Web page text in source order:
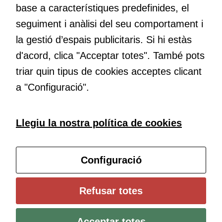
Educació
transformació. Volem contribuir a millorar-la impulsant
metodologies docents actives i ambients d’aprenentatge
dinàmics.
Subscriu-te al butlletí
Configura les cookies
Universitat de Girona
Política de cookies
Avís legal i protecció de dades Contacte
base a característiques predefinides, el
seguiment i anàlisi del seu comportament i
la gestió d’espais publicitaris. Si hi estàs
d'acord, clica "Acceptar totes". També pots
triar quin tipus de cookies acceptes clicant
a "Configuració".
Llegiu la nostra política de cookies
Configuració
Refusar totes